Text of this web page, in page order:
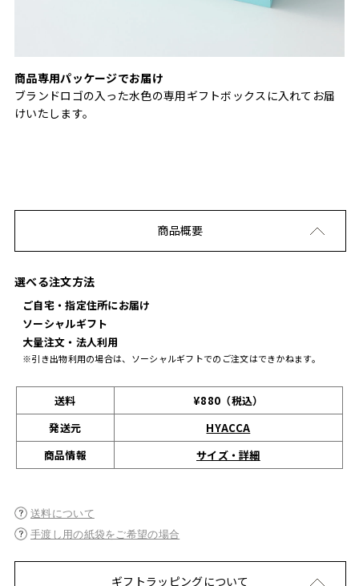
商品専用パッケージでお届け
ブランドロゴの入った水色の専用ギフトボックスに入れてお届
けいたします。
商品概要
選べる注文方法
ご自宅・指定住所にお届け
ソーシャルギフト
大量注文・法人利用
※引き出物利用の場合は、ソーシャルギフトでのご注文はできかねます。
送料
¥880（税込）
発送元
HYACCA
商品情報
サイズ・詳細
送料について
手渡し用の紙袋をご希望の場合
ギフトラッピングについて